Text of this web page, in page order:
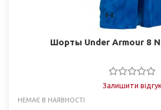
Шорты Under Armour 8
Залишити відгук
НЕМАЄ В НАЯВНОСТІ